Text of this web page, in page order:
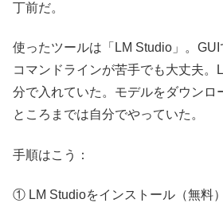
丁前だ。
使ったツールは「LM Studio」。GUI
コマンドラインが苦手でも大丈夫。
分で入れていた。モデルをダウンロ
ところまでは自分でやっていた。
手順はこう：
① LM Studioをインストール（無料）